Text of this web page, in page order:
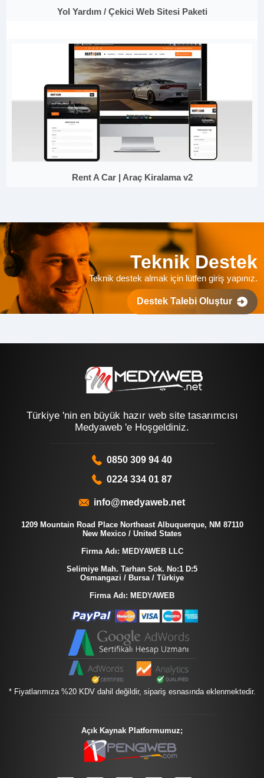
Yol Yardım / Çekici Web Sitesi Paketi
Rent A Car | Araç Kiralama v2
Teknik Destek
Teknik destek almak için lütfen giriş yapınız.
Destek Talebi Oluştur
Türkiye 'nin en büyük hazır web site tasarımcısı
Medyaweb 'e Hoşgeldiniz.
0850 309 94 40
0224 334 01 87
info@medyaweb.net
1209 Mountain Road Place Northeast Albuquerque, NM 87110
New Mexico / United States
Firma Adı: MEDYAWEB LLC
Selimiye Mah. Tarhan Sok. No:1 D:5
Osmangazi / Bursa / Türkiye
Firma Adı: MEDYAWEB
* Fiyatlarımıza %20 KDV dahil değildir, sipariş esnasında eklenmektedir.
Açık Kaynak Platformumuz;